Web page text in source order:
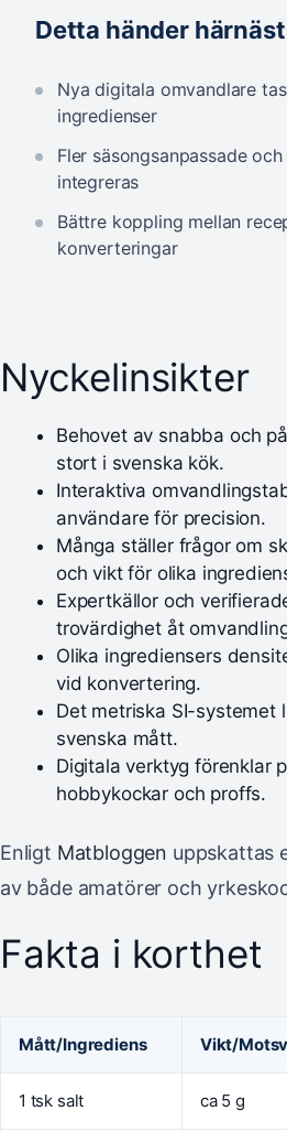
Detta händer härnäst
Nya digitala omvandlare
ingredienser
Fler säsongsanpassade
integreras
Bättre koppling mellan
konverteringar
Nyckelinsikter
Behovet av snabba och
stort i svenska kök.
Interaktiva
användare för precision.
Många ställer frågor om
och vikt för olika
Expertkällor och
trovärdighet åt
Olika ingrediensers
vid konvertering.
Det metriska SI-systemet
svenska mått.
Digitala verktyg förenklar
hobbykockar och proffs.
Enligt Matbloggen uppskattas
av både amatörer och
Fakta i korthet
Mått/Ingrediens Vikt/
1 tsk salt ca 5 g